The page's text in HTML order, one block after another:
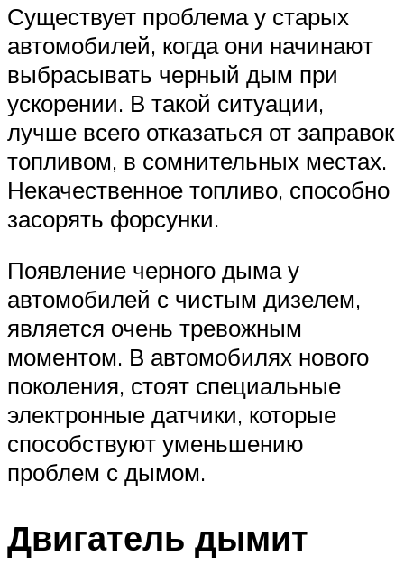
Существует проблема у старых
автомобилей, когда они начинают
выбрасывать черный дым при
ускорении. В такой ситуации,
лучше всего отказаться от заправок
топливом, в сомнительных местах.
Некачественное топливо, способно
засорять форсунки.
Появление черного дыма у
автомобилей с чистым дизелем,
является очень тревожным
моментом. В автомобилях нового
поколения, стоят специальные
электронные датчики, которые
способствуют уменьшению
проблем с дымом.
Двигатель дымит